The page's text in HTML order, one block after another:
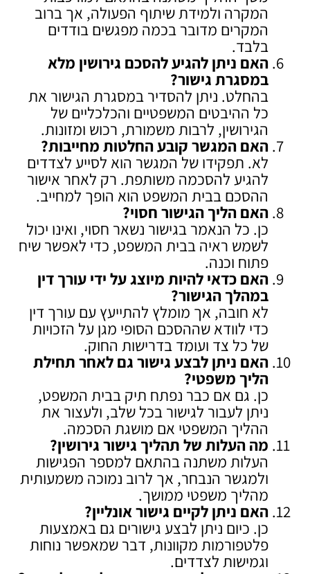
המקרה ולמידת שיתוף הפעולה, אך ברוב
המקרים מדובר בכמה מפגשים בודדים
בלבד.
האם ניתן להגיע להסכם גירושין מלא
במסגרת גישור?
בהחלט. ניתן להסדיר במסגרת הגישור את
כל ההיבטים המשפטיים והכלכליים של
הגירושין, לרבות משמורת, רכוש ומזונות.
האם המגשר קובע החלטות מחייבות?
לא. תפקידו של המגשר הוא לסייע לצדדים
להגיע להסכמה משותפת. רק לאחר אישור
ההסכם בבית המשפט הוא הופך למחייב.
האם הליך הגישור חסוי?
כן. כל הנאמר בגישור נשאר חסוי, ואינו יכול
לשמש ראיה בבית המשפט, כדי לאפשר שיח
פתוח וכנה.
האם כדאי להיות מיוצג על ידי עורך דין
במהלך הגישור?
לא חובה, אך מומלץ להתייעץ עם עורך דין
כדי לוודא שההסכם הסופי מגן על הזכויות
של כל צד ועומד בדרישות החוק.
האם ניתן לבצע גישור גם לאחר תחילת
הליך משפטי?
כן. גם אם כבר נפתח תיק בבית המשפט,
ניתן לעבור לגישור בכל שלב, ולעצור את
ההליך המשפטי אם מושגת הסכמה.
מה העלות של תהליך גישור גירושין?
העלות משתנה בהתאם למספר הפגישות
ולמגשר הנבחר, אך לרוב נמוכה משמעותית
מהליך משפטי ממושך.
האם ניתן לקיים גישור אונליין?
כן. כיום ניתן לבצע גישורים גם באמצעות
פלטפורמות מקוונות, דבר שמאפשר נוחות
וגמישות לצדדים.